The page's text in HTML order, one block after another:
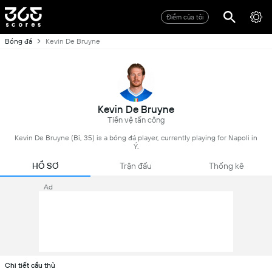
Điểm của tôi
Bóng đá Kevin De Bruyne
Kevin De Bruyne
Tiền vệ tấn công
Kevin De Bruyne (Bỉ, 35) is a bóng đá player, currently playing for Napoli in
Ý.
HỒ SƠ Trận đấu Thống kê
Ad
Chi tiết cầu thủ